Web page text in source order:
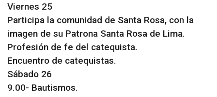
Viernes 25
Participa la comunidad de Santa Rosa, con la
imagen de su Patrona Santa Rosa de Lima.
Profesión de fe del catequista.
Encuentro de catequistas.
Sábado 26
9.00- Bautismos.